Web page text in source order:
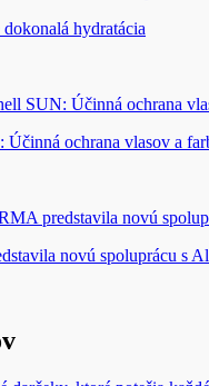
hydratácia
ochrana vlasov a
novú spoluprácu s